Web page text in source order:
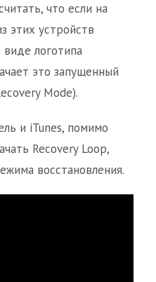
что если на
этих устройств
виде логотипа
это запущенный
Mode).
и iTunes, помимо
Recovery Loop,
восстановления.